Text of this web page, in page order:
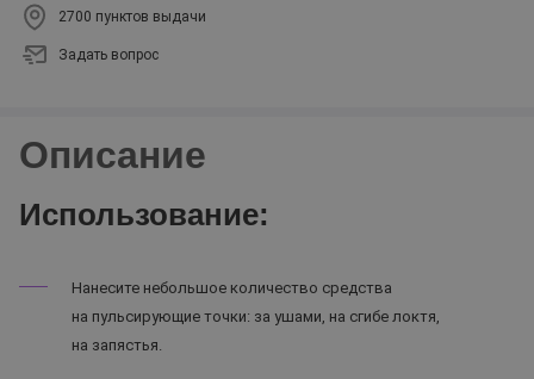
2700 пунктов выдачи
Задать вопрос
Описание
Использование:
Нанесите небольшое количество средства
на пульсирующие точки: за ушами, на сгибе локтя,
на запястья.